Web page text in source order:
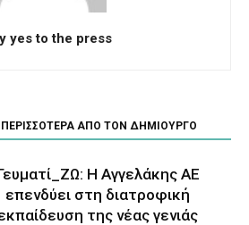
yes to the press
ΠΕΡΙΣΣΟΤΕΡΑ ΑΠΟ ΤΟΝ ΔΗΜΙΟΥΡΓΟ
Η Αγγελάκης ΑΕ
επενδύει στη διατροφική
της νέας γενιάς